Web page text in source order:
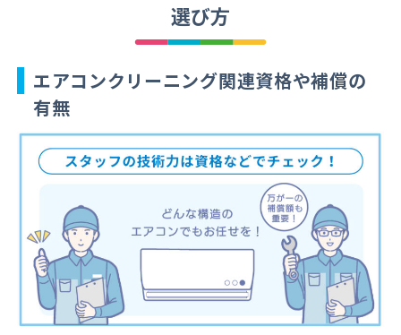
選び方
エアコンクリーニング関連資格や補償の
有無